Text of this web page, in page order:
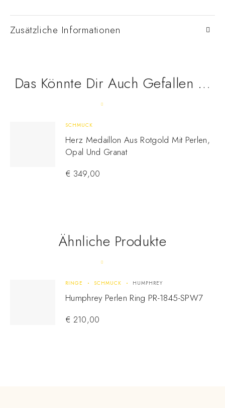
Zusätzliche Informationen
Das Könnte Dir Auch Gefallen …
SCHMUCK
Herz Medaillon Aus Rotgold Mit Perlen,
Opal Und Granat
€ 349,00
Ähnliche Produkte
RINGE SCHMUCK HUMPHREY
Humphrey Perlen Ring PR-1845-SPW7
€ 210,00